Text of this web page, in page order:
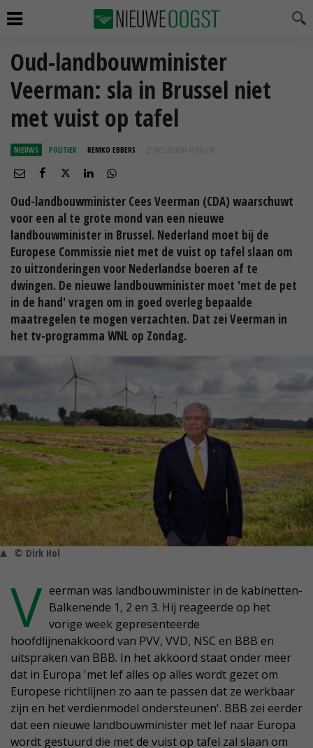
Oud-landbouwminister
Veerman: sla in Brussel niet
met vuist op tafel
NIEUWS POLITIEK REMKO EBBERS 27 MEI 2024 OM 14:04
Oud-landbouwminister Cees Veerman (CDA) waarschuwt
voor een al te grote mond van een nieuwe
landbouwminister in Brussel. Nederland moet bij de
Europese Commissie niet met de vuist op tafel slaan om
zo uitzonderingen voor Nederlandse boeren af te
dwingen. De nieuwe landbouwminister moet 'met de pet
in de hand' vragen om in goed overleg bepaalde
maatregelen te mogen verzachten. Dat zei Veerman in
het tv-programma WNL op Zondag.
© Dirk Hol
V eerman was landbouwminister in de kabinetten-
Balkenende 1, 2 en 3. Hij reageerde op het
vorige week gepresenteerde
hoofdlijnenakkoord van PVV, VVD, NSC en BBB en
uitspraken van BBB. In het akkoord staat onder meer
dat in Europa 'met lef alles op alles wordt gezet om
Europese richtlijnen zo aan te passen dat ze werkbaar
zijn en het verdienmodel ondersteunen'. BBB zei eerder
dat een nieuwe landbouwminister met lef naar Europa
wordt gestuurd die met de vuist op tafel zal slaan om